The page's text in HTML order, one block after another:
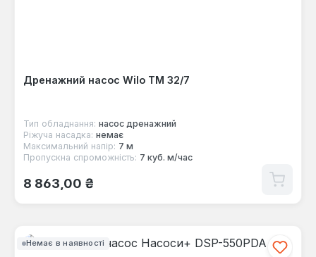
Дренажний насос Wilo TМ 32/7
Тип обладнання: насос дренажний
Ріжуча насадка: немає
Максимальний напір: 7 м
Пропускна спроможність: 7 куб. м/час
Звичайна ціна:
8 863,00 ₴
Немає в наявності